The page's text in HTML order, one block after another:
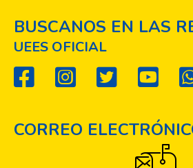
BUSCANOS EN LAS
UEES OFICIAL
CORREO